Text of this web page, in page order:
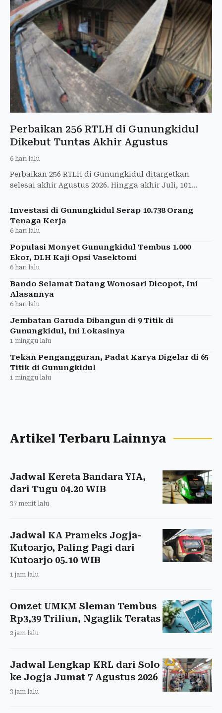
Perbaikan 256 RTLH di Gunungkidul
Dikebut Tuntas Akhir Agustus
6 hari lalu
Perbaikan 256 RTLH di Gunungkidul ditargetkan
selesai akhir Agustus 2026. Hingga akhir Juli, 101
Investasi di Gunungkidul Serap 10.738 Orang
Tenaga Kerja
6 hari lalu
Populasi Monyet Gunungkidul Tembus 1.000
Ekor, DLH Kaji Opsi Vasektomi
6 hari lalu
Bando Selamat Datang Wonosari Dicopot, Ini
Alasannya
6 hari lalu
Jembatan Garuda Dibangun di 9 Titik di
Gunungkidul, Ini Lokasinya
1 minggu lalu
Tekan Pengangguran, Padat Karya Digelar di 65
Titik di Gunungkidul
1 minggu lalu
Artikel Terbaru Lainnya
Jadwal Kereta Bandara YIA,
dari Tugu 04.20 WIB
37 menit lalu
Jadwal KA Prameks Jogja-
Kutoarjo, Paling Pagi dari
Kutoarjo 05.10 WIB
1 jam lalu
Omzet UMKM Sleman Tembus
Rp3,39 Triliun, Ngaglik Teratas
2 jam lalu
Jadwal Lengkap KRL dari Solo
ke Jogja Jumat 7 Agustus 2026
3 jam lalu